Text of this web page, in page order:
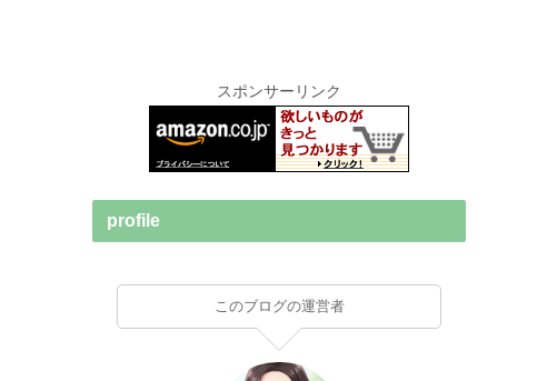
スポンサーリンク
profile
このブログの運営者